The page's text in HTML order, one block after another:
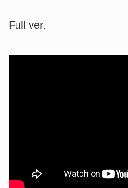
Full ver.